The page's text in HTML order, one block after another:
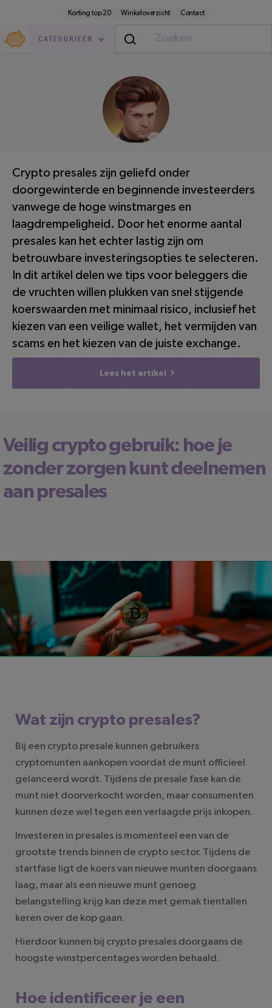
inhoud
Korting top 20 Winkeloverzicht Contact
Goedkoop.nl
CATEGORIEËN
Geldzaken Sparen LEESTIJD: 3 MINUTEN
Crypto presales zijn geliefd onder
doorgewinterde en beginnende investeerders
vanwege de hoge winstmarges en
laagdrempeligheid. Door het enorme aantal
presales kan het echter lastig zijn om
betrouwbare investeringsopties te selecteren.
In dit artikel delen we tips voor beleggers die
de vruchten willen plukken van snel stijgende
koerswaarden met minimaal risico, inclusief het
kiezen van een veilige wallet, het vermijden van
scams en het kiezen van de juiste exchange.
Lees het artikel
Veilig crypto gebruik: hoe je
zonder zorgen kunt deelnemen
aan presales
LEESTIJD: 3 MINUTEN
Wat zijn crypto presales?
Bij een crypto presale kunnen gebruikers
cryptomunten aankopen voordat de munt officieel
gelanceerd wordt. Tijdens de presale fase kan de
munt niet doorverkocht worden, maar consumenten
kunnen deze wel tegen een verlaagde prijs inkopen.
Investeren in presales is momenteel een van de
grootste trends binnen de crypto sector. Tijdens de
startfase ligt de koers van nieuwe munten doorgaans
laag, maar als een nieuwe munt genoeg
belangstelling krijg kan deze met gemak tientallen
keren over de kop gaan.
Hierdoor kunnen bij crypto presales doorgaans de
hoogste winstpercentages worden behaald.
Hoe identificeer je een